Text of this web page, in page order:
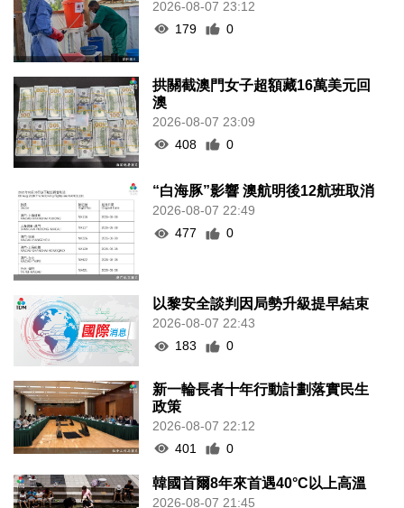
2026-08-07 23:12
179
0
拱關截澳門女子超額藏16萬美元回
澳
2026-08-07 23:09
408
0
“白海豚”影響 澳航明後12航班取消
2026-08-07 22:49
477
0
以黎安全談判因局勢升級提早結束
2026-08-07 22:43
183
0
新一輪長者十年行動計劃落實民生
政策
2026-08-07 22:12
401
0
韓國首爾8年來首遇40°C以上高溫
2026-08-07 21:45